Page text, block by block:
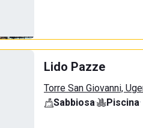
Lido Pazze
Torre San Giovanni,
Sabbiosa· Piscina·